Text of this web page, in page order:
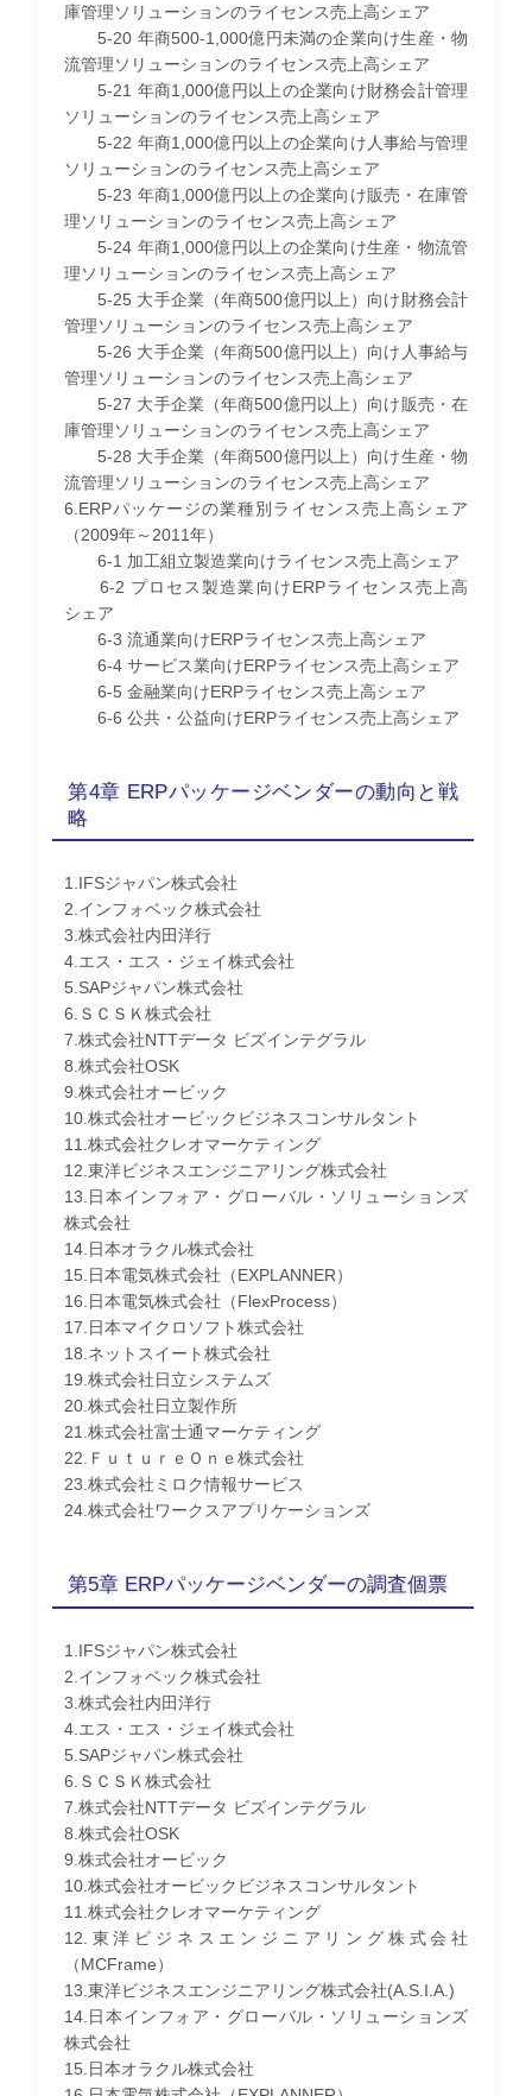
庫管理ソリューションのライセンス売上高シェア
5-20 年商500-1,000億円未満の企業向け生産・物
流管理ソリューションのライセンス売上高シェア
5-21 年商1,000億円以上の企業向け財務会計管理
ソリューションのライセンス売上高シェア
5-22 年商1,000億円以上の企業向け人事給与管理
ソリューションのライセンス売上高シェア
5-23 年商1,000億円以上の企業向け販売・在庫管
理ソリューションのライセンス売上高シェア
5-24 年商1,000億円以上の企業向け生産・物流管
理ソリューションのライセンス売上高シェア
5-25 大手企業（年商500億円以上）向け財務会計
管理ソリューションのライセンス売上高シェア
5-26 大手企業（年商500億円以上）向け人事給与
管理ソリューションのライセンス売上高シェア
5-27 大手企業（年商500億円以上）向け販売・在
庫管理ソリューションのライセンス売上高シェア
5-28 大手企業（年商500億円以上）向け生産・物
流管理ソリューションのライセンス売上高シェア
6.ERPパッケージの業種別ライセンス売上高シェア
（2009年～2011年）
6-1 加工組立製造業向けライセンス売上高シェア
6-2 プロセス製造業向けERPライセンス売上高
シェア
6-3 流通業向けERPライセンス売上高シェア
6-4 サービス業向けERPライセンス売上高シェア
6-5 金融業向けERPライセンス売上高シェア
6-6 公共・公益向けERPライセンス売上高シェア
第4章 ERPパッケージベンダーの動向と戦
略
1.IFSジャパン株式会社
2.インフォベック株式会社
3.株式会社内田洋行
4.エス・エス・ジェイ株式会社
5.SAPジャパン株式会社
6.ＳＣＳＫ株式会社
7.株式会社NTTデータ ビズインテグラル
8.株式会社OSK
9.株式会社オービック
10.株式会社オービックビジネスコンサルタント
11.株式会社クレオマーケティング
12.東洋ビジネスエンジニアリング株式会社
13.日本インフォア・グローバル・ソリューションズ
株式会社
14.日本オラクル株式会社
15.日本電気株式会社（EXPLANNER）
16.日本電気株式会社（FlexProcess）
17.日本マイクロソフト株式会社
18.ネットスイート株式会社
19.株式会社日立システムズ
20.株式会社日立製作所
21.株式会社富士通マーケティング
22.ＦｕｔｕｒｅＯｎｅ株式会社
23.株式会社ミロク情報サービス
24.株式会社ワークスアプリケーションズ
第5章 ERPパッケージベンダーの調査個票
1.IFSジャパン株式会社
2.インフォベック株式会社
3.株式会社内田洋行
4.エス・エス・ジェイ株式会社
5.SAPジャパン株式会社
6.ＳＣＳＫ株式会社
7.株式会社NTTデータ ビズインテグラル
8.株式会社OSK
9.株式会社オービック
10.株式会社オービックビジネスコンサルタント
11.株式会社クレオマーケティング
12.東洋ビジネスエンジニアリング株式会社
（MCFrame）
13.東洋ビジネスエンジニアリング株式会社(A.S.I.A.)
14.日本インフォア・グローバル・ソリューションズ
株式会社
15.日本オラクル株式会社